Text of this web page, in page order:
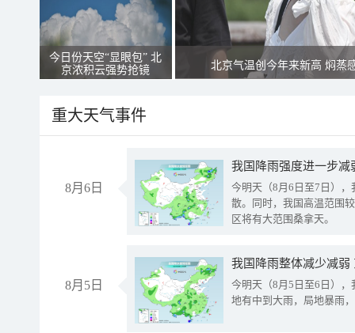
今日份天空“显眼包” 北
京浓积云强势抢镜
北京气温创今年来新高 焖蒸
重大天气事件
8月6日
今明天（8月6日至7日）
散。同时，我国高温范围
区将有大范围桑拿天。
8月5日
我国降雨整体减少减弱
今明天（8月5日至6日）
地有中到大雨，局地暴雨